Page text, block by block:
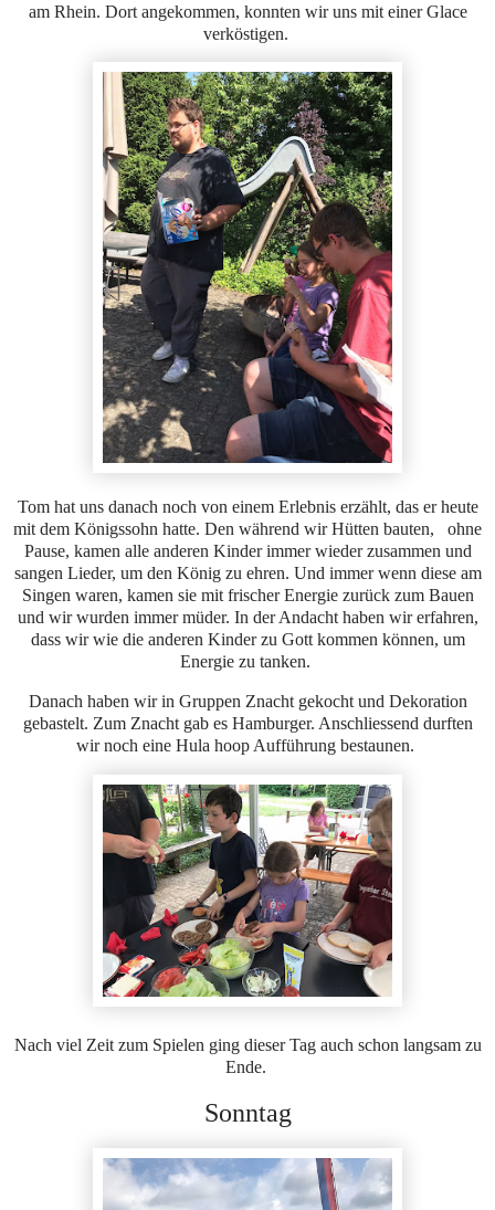
am Rhein. Dort angekommen, konnten wir uns mit einer Glace
verköstigen.
Tom hat uns danach noch von einem Erlebnis erzählt, das er heute
mit dem Königssohn hatte. Den während wir Hütten bauten, ohne
Pause, kamen alle anderen Kinder immer wieder zusammen und
sangen Lieder, um den König zu ehren. Und immer wenn diese am
Singen waren, kamen sie mit frischer Energie zurück zum Bauen
und wir wurden immer müder. In der Andacht haben wir erfahren,
dass wir wie die anderen Kinder zu Gott kommen können, um
Energie zu tanken.
Danach haben wir in Gruppen Znacht gekocht und Dekoration
gebastelt. Zum Znacht gab es Hamburger. Anschliessend durften
wir noch eine Hula hoop Aufführung bestaunen.
Nach viel Zeit zum Spielen ging dieser Tag auch schon langsam zu
Ende.
Sonntag